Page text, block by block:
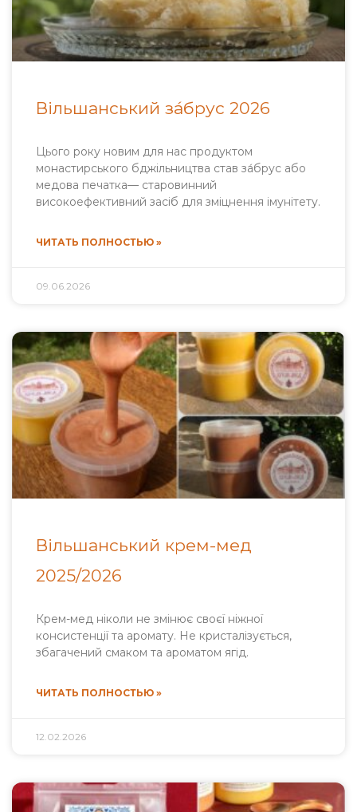
Вільшанський за́брус 2026
Цього року новим для нас продуктом
монастирського бджільництва став за́брус або
медова печатка— старовинний
високоефективний засіб для зміцнення імунітету.
ЧИТАТЬ ПОЛНОСТЬЮ »
09.06.2026
Вільшанський крем-мед
2025/2026
Крем-мед ніколи не змінює своєї ніжної
консистенції та аромату. Не кристалізується,
збагачений смаком та ароматом ягід.
ЧИТАТЬ ПОЛНОСТЬЮ »
12.02.2026